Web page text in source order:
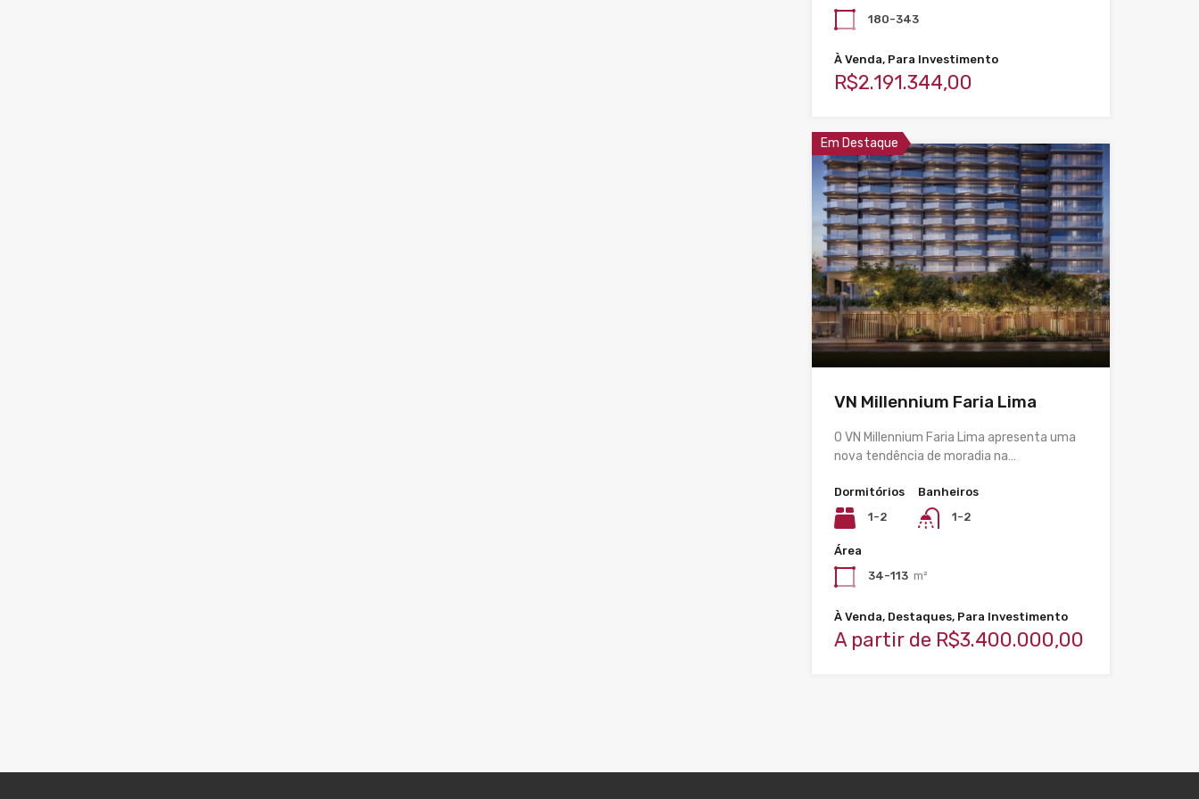
180-343
À Venda, Para Investimento
R$2.191.344,00
Em Destaque
VN Millennium Faria Lima
O VN Millennium Faria Lima apresenta uma
nova tendência de moradia na…
Dormitórios
1-2
Banheiros
1-2
Área
34-113 m²
À Venda, Destaques, Para Investimento
A partir de R$3.400.000,00